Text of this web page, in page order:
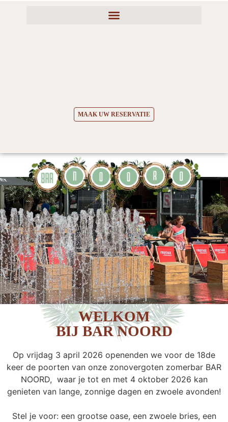
MAAK UW RESERVATIE
WELKOM
BIJ BAR NOORD
Op vrijdag 3 april 2026 openenden we voor de 18de
keer de poorten van onze zonovergoten zomerbar BAR
NOORD, waar je tot en met 4 oktober 2026 kan
genieten van lange, zonnige dagen en zwoele avonden!
Stel je voor: een grootse oase, een zwoele bries, een